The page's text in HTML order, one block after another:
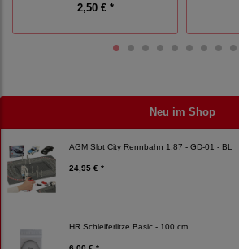
Neu im Shop
AGM Slot City Rennbahn 1:87 - GD-01 - BL
24,95 € *
HR Schleiferlitze Basic - 100 cm
2,50 € *